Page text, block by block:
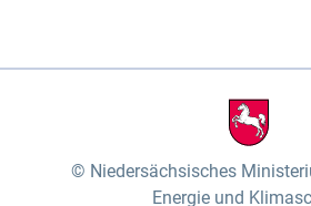
Niedersächsisches
Energie und